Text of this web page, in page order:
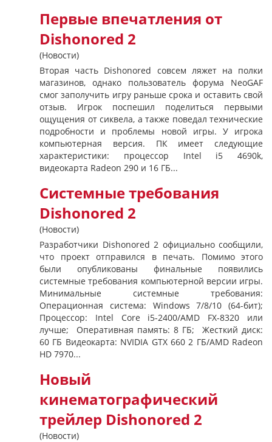
Первые впечатления от
Dishonored 2
(Новости)
Вторая часть Dishonored совсем ляжет на полки
магазинов, однако пользователь форума NeoGAF
смог заполучить игру раньше срока и оставить свой
отзыв. Игрок поспешил поделиться первыми
ощущения от сиквела, а также поведал технические
подробности и проблемы новой игры. У игрока
компьютерная версия. ПК имеет следующие
характеристики: процессор Intel i5 4690k,
видеокарта Radeon 290 и 16 ГБ...
Системные требования
Dishonored 2
(Новости)
Разработчики Dishonored 2 официально сообщили,
что проект отправился в печать. Помимо этого
были опубликованы финальные появились
системные требования компьютерной версии игры.
Минимальные системные требования:
Операционная система: Windows 7/8/10 (64-бит);
Процессор: Intel Core i5-2400/AMD FX-8320 или
лучше; Оперативная память: 8 ГБ; Жесткий диск:
60 ГБ Видеокарта: NVIDIA GTX 660 2 ГБ/AMD Radeon
HD 7970...
Новый
кинематографический
трейлер Dishonored 2
(Новости)